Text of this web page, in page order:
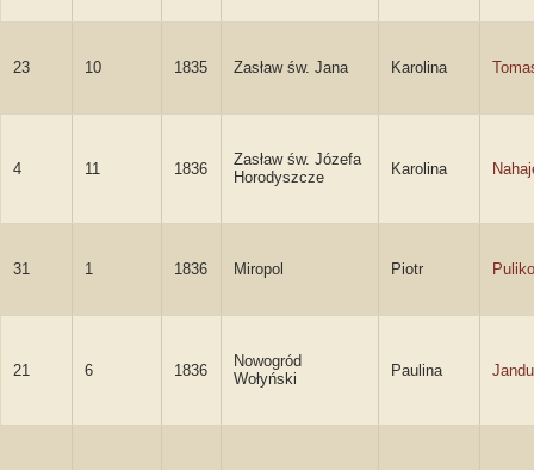
23 10 1835 Zasław św. Jana Karolina
4 11 1836
Zasław św. Józefa
Horodyszcze
Karolina
31 1 1836 Miropol Piotr
21 6 1836
Nowogród
Wołyński
Paulina